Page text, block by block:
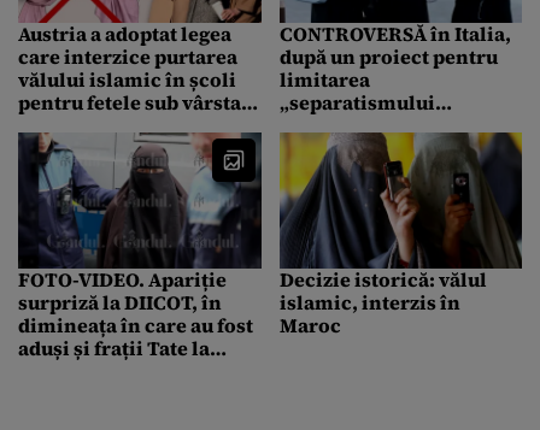
Austria a adoptat legea
care interzice purtarea
vălului islamic în școli
pentru fetele sub vârsta
CONTROVERSĂ în Italia,
după un proiect pentru
limitarea
„separatismului
musulmani. Legea
interzice purtarea burqa
în public
FOTO-VIDEO. Apariție
surpriză la DIICOT, în
dimineața în care au fost
aduși și frații Tate la
Decizie istorică: vălul
islamic, interzis în
Maroc